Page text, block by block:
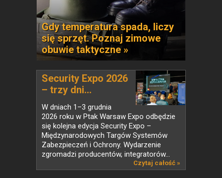
Gdy temperatura spada, liczy
się sprzęt. Poznaj zimowe
obuwie taktyczne »
Security Expo 2026
– trzy dni...
W dniach 1–3 grudnia
2026 roku w Ptak Warsaw Expo odbędzie
się kolejna edycja Security Expo –
Międzynarodowych Targów Systemów
Zabezpieczeń i Ochrony. Wydarzenie
zgromadzi producentów, integratorów...
Czytaj całość »